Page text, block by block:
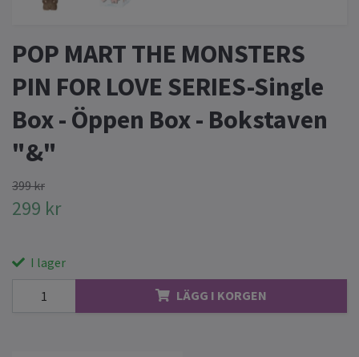
POP MART THE MONSTERS
PIN FOR LOVE SERIES-Single
Box - Öppen Box - Bokstaven
"&"
399 kr
299 kr
I lager
LÄGG I KORGEN